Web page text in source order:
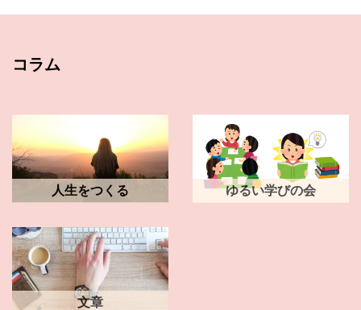
コラム
人生をつくる ゆるい学びの会
文章